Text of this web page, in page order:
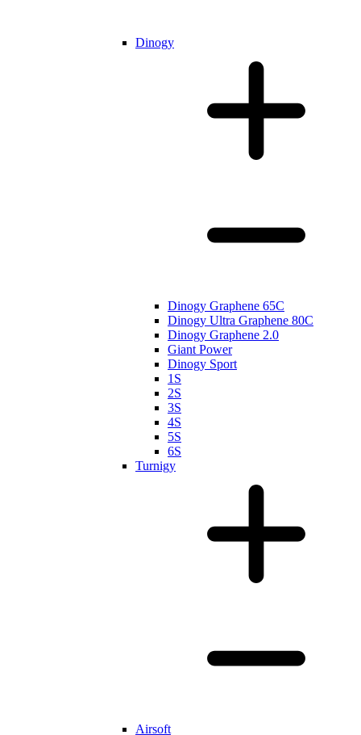
Dinogy
Dinogy Graphene 65C
Dinogy Ultra Graphene 80C
Dinogy Graphene 2.0
Giant Power
Dinogy Sport
1S
2S
3S
4S
5S
6S
Turnigy
Airsoft